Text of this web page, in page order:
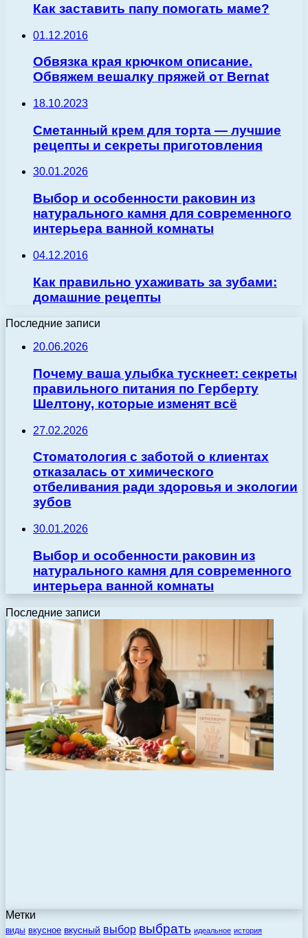
Как заставить папу помогать маме?
01.12.2016
Обвязка края крючком описание.
Обвяжем вешалку пряжей от Bernat
18.10.2023
Сметанный крем для торта — лучшие
рецепты и секреты приготовления
30.01.2026
Выбор и особенности раковин из
натурального камня для современного
интерьера ванной комнаты
04.12.2016
Как правильно ухаживать за зубами:
домашние рецепты
Последние записи
20.06.2026
Почему ваша улыбка тускнеет: секреты
правильного питания по Герберту
Шелтону, которые изменят всё
27.02.2026
Стоматология с заботой о клиентах
отказалась от химического
отбеливания ради здоровья и экологии
зубов
30.01.2026
Выбор и особенности раковин из
натурального камня для современного
интерьера ванной комнаты
Последние записи
Метки
виды вкусное вкусный выбор выбрать идеальное история